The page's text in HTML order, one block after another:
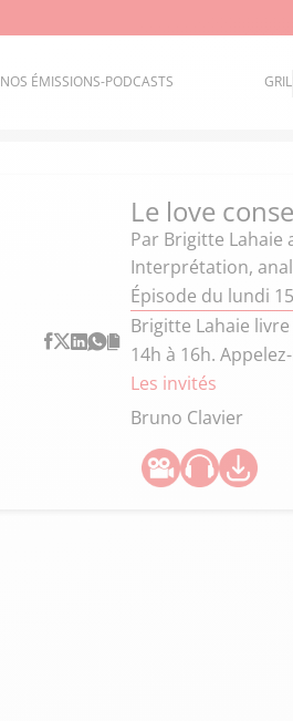
NOS ÉMISSIONS-PODCASTS
Le love
Par Brigitte Lahaie
Interprétation,
Épisode du lundi
Brigitte Lahaie
14h à 16h.
Les invités
Bruno Clavier